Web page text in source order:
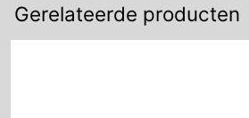
Gerelateerde producten